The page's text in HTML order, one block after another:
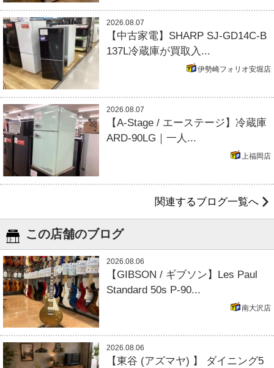
2026.08.07
【中古家電】SHARP SJ-GD14C-B
137L冷蔵庫が買取入...
伊勢崎フォリオ安堀店
2026.08.07
【A-Stage / エーステージ】冷蔵庫
ARD-90LG｜一人...
上福岡店
関連するブログ一覧へ
この店舗のブログ
2026.08.06
【GIBSON / ギブソン】Les Paul
Standard 50s P-90...
南大沢店
2026.08.06
【東谷 (アズマヤ) 】 ダイニング5